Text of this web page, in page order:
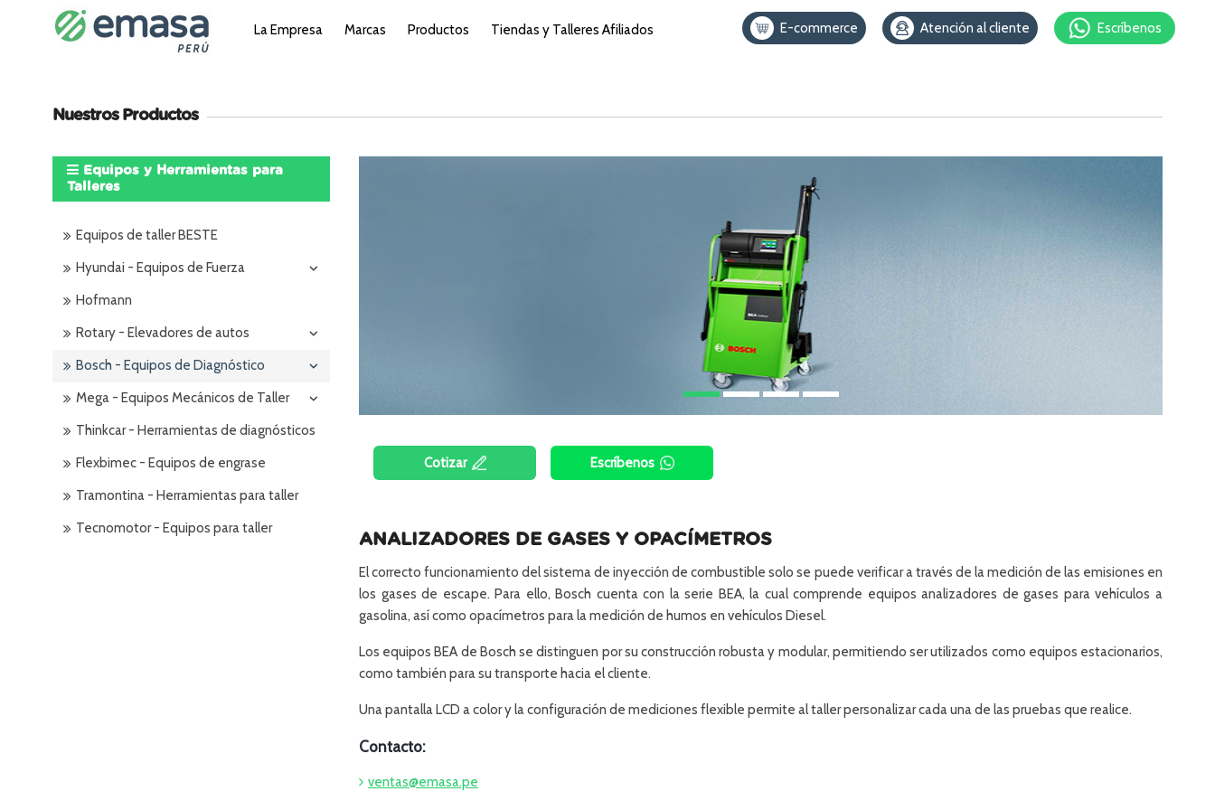
La Empresa Marcas Productos Tiendas y Talleres Afiliados E-commerce Atención al cliente Escríbenos
Nuestros Productos
Equipos y Herramientas para
Talleres
Equipos de taller BESTE
Hyundai - Equipos de Fuerza
Hofmann
Rotary - Elevadores de autos
Bosch - Equipos de Diagnóstico
Mega - Equipos Mecánicos de Taller
Thinkcar - Herramientas de diagnósticos
Flexbimec - Equipos de engrase
Tramontina - Herramientas para taller
Tecnomotor - Equipos para taller
Cotizar Escríbenos
ANALIZADORES DE GASES Y OPACÍMETROS
El correcto funcionamiento del sistema de inyección de combustible solo se puede verificar a través de la medición de las emisiones en
los gases de escape. Para ello, Bosch cuenta con la serie BEA, la cual comprende equipos analizadores de gases para vehículos a
gasolina, así como opacímetros para la medición de humos en vehículos Diesel.
Los equipos BEA de Bosch se distinguen por su construcción robusta y modular, permitiendo ser utilizados como equipos estacionarios,
como también para su transporte hacia el cliente.
Una pantalla LCD a color y la configuración de mediciones flexible permite al taller personalizar cada una de las pruebas que realice.
Contacto:
ventas@emasa.pe